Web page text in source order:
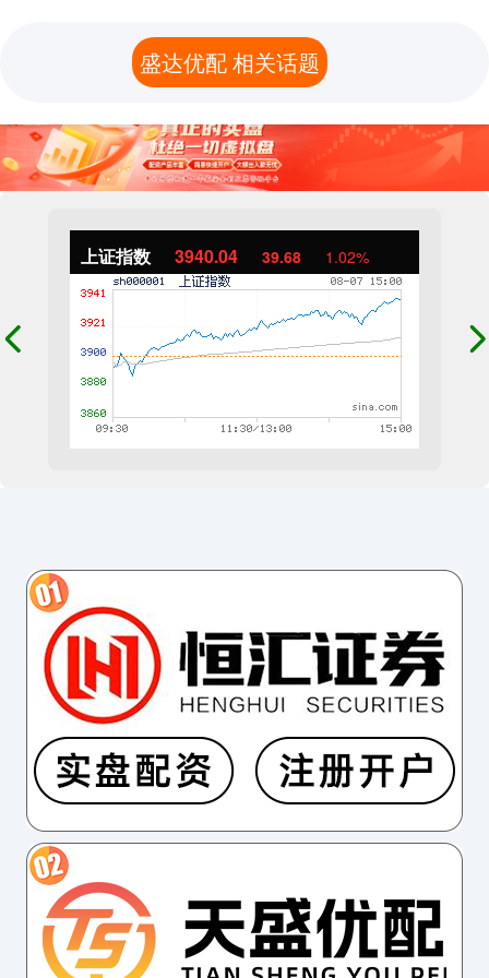
上证指数 3940.04 39.68 1.02%
盛达优配 相关话题